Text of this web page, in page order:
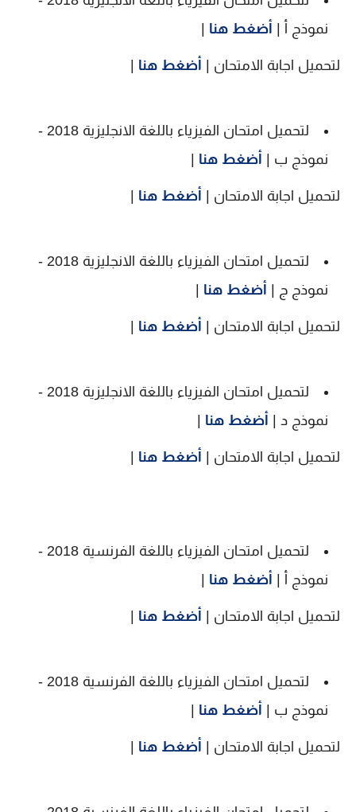
نموذج أ | أضغط هنا
لتحميل اجابة الامتحان | أضغط هنا
لتحميل امتحان الفيزياء باللغة الانجليزية 2018 -
نموذج ب | أضغط هنا
لتحميل اجابة الامتحان | أضغط هنا
لتحميل امتحان الفيزياء باللغة الانجليزية 2018 -
نموذج ج | أضغط هنا
لتحميل اجابة الامتحان | أضغط هنا
لتحميل امتحان الفيزياء باللغة الانجليزية 2018 -
نموذج د | أضغط هنا
لتحميل اجابة الامتحان | أضغط هنا
لتحميل امتحان الفيزياء باللغة الفرنسية 2018 -
نموذج أ | أضغط هنا
لتحميل اجابة الامتحان | أضغط هنا
لتحميل امتحان الفيزياء باللغة الفرنسية 2018 -
نموذج ب | أضغط هنا
لتحميل اجابة الامتحان | أضغط هنا